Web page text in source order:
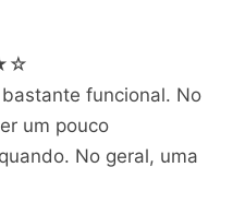
funcional. No
um pouco
No geral, uma